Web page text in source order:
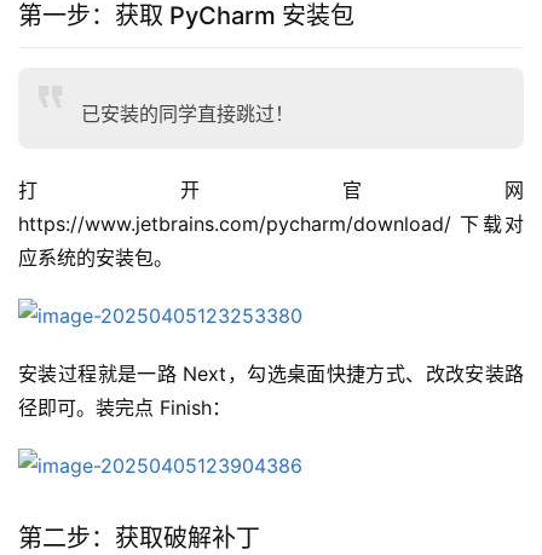
第一步：获取 PyCharm 安装包
已安装的同学直接跳过！
打开官网
https://www.jetbrains.com/pycharm/download/ 下载对
应系统的安装包。
安装过程就是一路 Next，勾选桌面快捷方式、改改安装路
径即可。装完点 Finish：
第二步：获取破解补丁